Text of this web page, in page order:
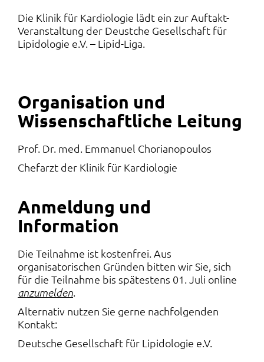
Die Klinik für Kardiologie lädt ein zur Auftakt-
Veranstaltung der Deustche Gesellschaft für
Lipidologie e.V. – Lipid-Liga.
Organisation und
Wissenschaftliche Leitung
Prof. Dr. med. Emmanuel Chorianopoulos
Chefarzt der Klinik für Kardiologie
Anmeldung und
Information
Die Teilnahme ist kostenfrei. Aus
organisatorischen Gründen bitten wir Sie, sich
für die Teilnahme bis spätestens 01. Juli online
anzumelden.
Alternativ nutzen Sie gerne nachfolgenden
Kontakt:
Deutsche Gesellschaft für Lipidologie e.V.